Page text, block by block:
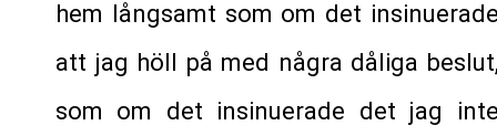
hem långsamt som om det
att jag höll på med några dåliga
som om det insinuerade det jag